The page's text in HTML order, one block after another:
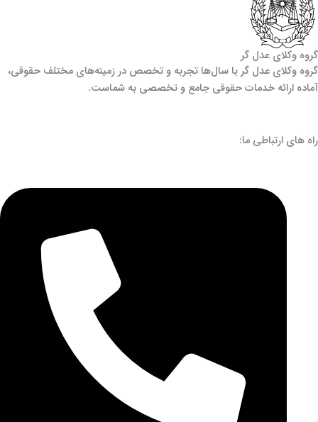
گروه وکلای عدل گر
گروه وکلای عدل گر با سال‌ها تجربه و تخصص در زمینه‌های مختلف حقوقی،
آماده ارائه خدمات حقوقی جامع و تخصصی به شماست.
راه های ارتباطی ما: